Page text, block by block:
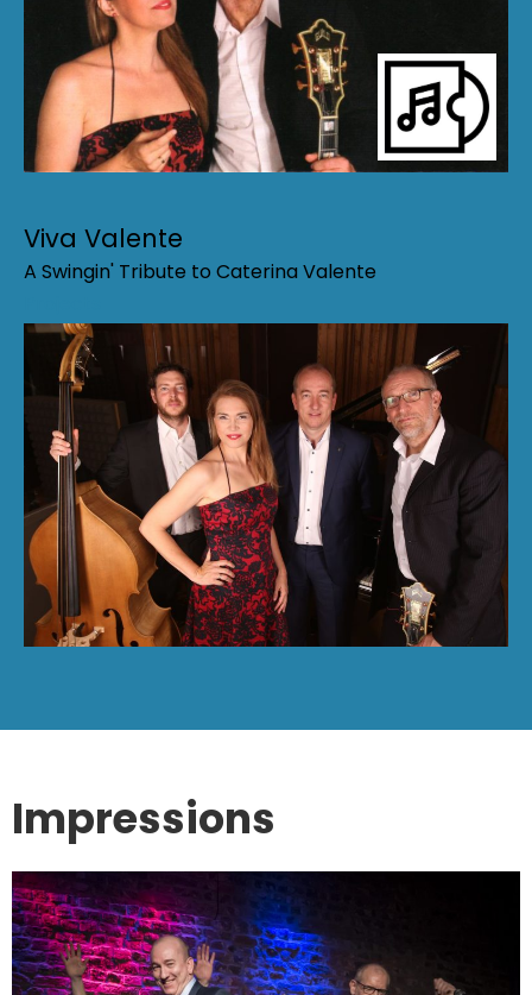
Viva Valente
A Swingin' Tribute to Caterina Valente
Impressions